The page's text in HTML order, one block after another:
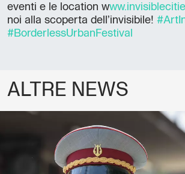
eventi e le location w
noi alla scoperta dell’invisibile!
#BorderlessUrbanFestival
ALTRE NEWS